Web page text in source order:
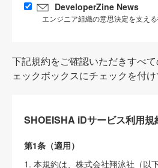
DeveloperZine News
エンジニア組織の意思決定を支え
下記規約をご確認いただきすべ
ェックボックスにチェックを付け
SHOEISHA iDサービス利用規
第1条（適用）
1. 本規約は、株式会社翔泳社（以